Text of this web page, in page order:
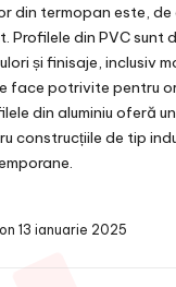
din termopan este, de
Profilele din PVC sunt
și finisaje, inclusiv
face potrivite pentru
din aluminiu oferă
construcțiile de tip
13 ianuarie 2025